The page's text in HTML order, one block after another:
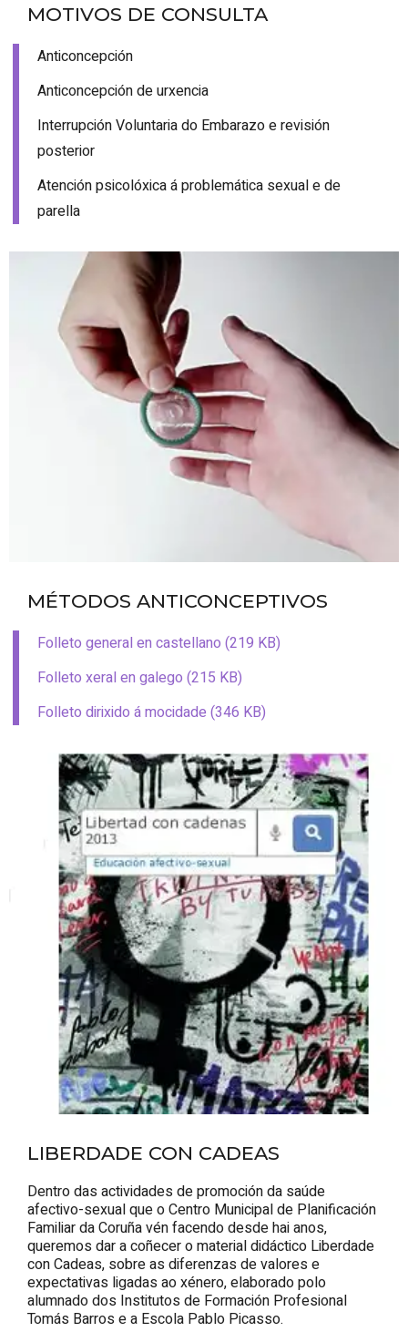
MOTIVOS DE CONSULTA
Anticoncepción
Anticoncepción de urxencia
Interrupción Voluntaria do Embarazo e revisión
posterior
Atención psicolóxica á problemática sexual e de
parella
MÉTODOS ANTICONCEPTIVOS
Folleto general en castellano (219 KB)
Folleto xeral en galego (215 KB)
Folleto dirixido á mocidade (346 KB)
LIBERDADE CON CADEAS
Dentro das actividades de promoción da saúde
afectivo-sexual que o Centro Municipal de Planificación
Familiar da Coruña vén facendo desde hai anos,
queremos dar a coñecer o material didáctico Liberdade
con Cadeas, sobre as diferenzas de valores e
expectativas ligadas ao xénero, elaborado polo
alumnado dos Institutos de Formación Profesional
Tomás Barros e a Escola Pablo Picasso.